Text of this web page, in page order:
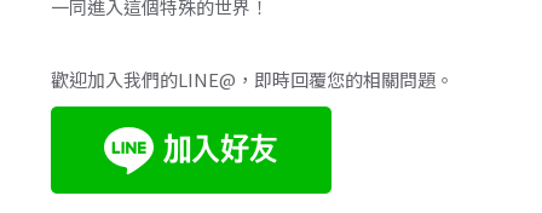
一同進入這個特殊的世界！
歡迎加入我們的LINE@，即時回覆您的相關問題。